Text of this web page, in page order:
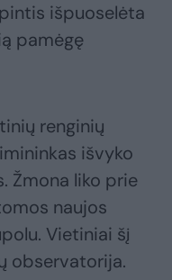
išpuoselėta
pamėgę
renginių
išvyko
Žmona liko prie
naujos
Vietiniai šį
observatorija.